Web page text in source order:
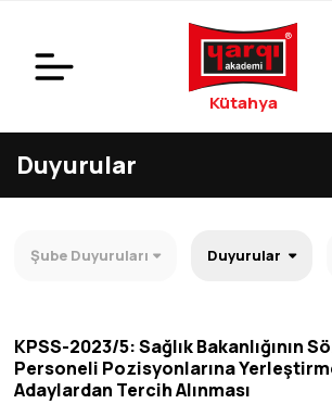
Kütahya
Duyurular
Şube Duyuruları Duyurular
KPSS-2023/5: Sağlık Bakanlığının
Personeli Pozisyonlarına
Adaylardan Tercih Alınması